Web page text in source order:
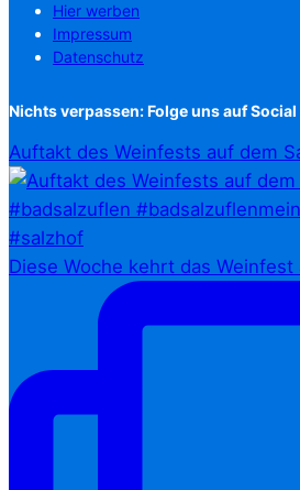
Hier werben
Impressum
Datenschutz
Nichts verpassen: Folge uns auf
Auftakt des Weinfests auf dem
Diese Woche kehrt das